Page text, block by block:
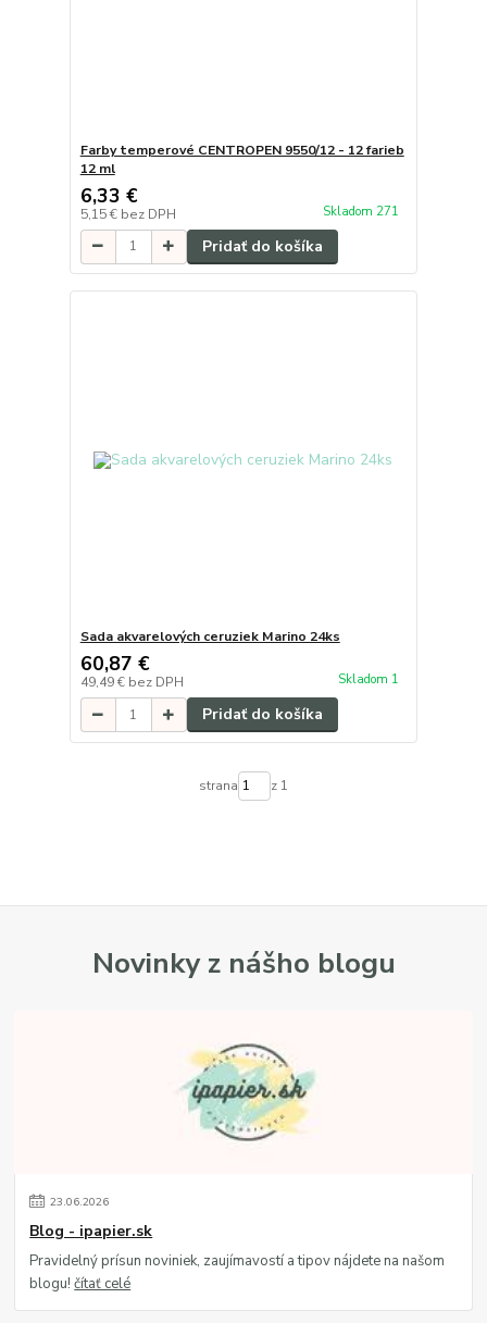
Farby temperové CENTROPEN 9550/12 - 12 farieb
12 ml
6,33 €
5,15 € bez DPH Skladom 271
Pridať do košíka
Sada akvarelových ceruziek Marino 24ks
60,87 €
49,49 € bez DPH Skladom 1
Pridať do košíka
strana z 1
Novinky z nášho blogu
23.06.2026
Blog - ipapier.sk
Pravidelný prísun noviniek, zaujímavostí a tipov nájdete na našom
blogu!čítať celé